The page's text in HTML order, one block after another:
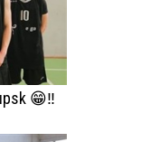
😁‼️